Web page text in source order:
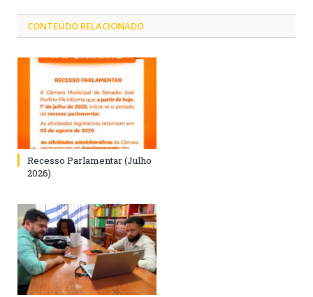
CONTEÚDO RELACIONADO
Recesso Parlamentar (Julho
2026)